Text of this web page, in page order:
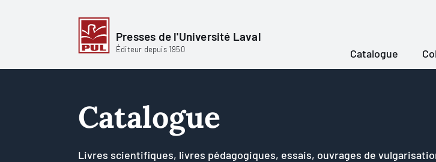
Presses de l'Université Laval
Éditeur depuis 1950 Catalogue
Catalogue
Livres scientifiques, livres pédagogiques, essais, ouvrages de